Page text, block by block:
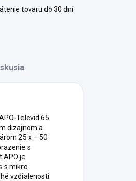
tovaru do 30 dní
Televid 65
dizajnom a
25 x – 50
s
APO je
s mikro
vzdialenosti